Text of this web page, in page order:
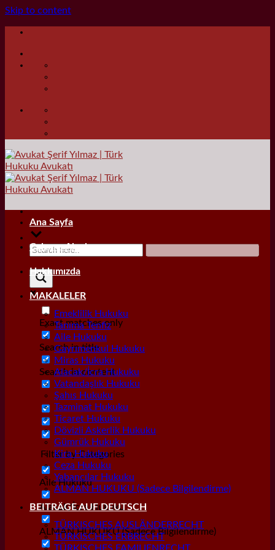
Skip to content
Exact matches only
Search in title
Search in content
Filter by Categories
Aile Hukuku
Alacak/İcra Hukuku
ALMAN HUKUKU (Sadece Bilgilendirme)
Ana Sayfa
Çalışma Alanları
Hakkımızda
MAKALELER
Emeklilik Hukuku
Tanıma Tenfiz
Aile Hukuku
Gayrımenkul Hukuku
Miras Hukuku
Alacak/İcra Hukuku
Vatandaşlık Hukuku
Şahıs Hukuku
Tazminat Hukuku
Ticaret Hukuku
Dövizli Askerlik Hukuku
Gümrük Hukuku
Kira Hukuku
Ceza Hukuku
Yabancılar Hukuku
ALMAN HUKUKU (Sadece Bilgilendirme)
BEITRÄGE AUF DEUTSCH
TÜRKISCHES AUSLÄNDERRECHT
TÜRKISCHES ERBRECHT